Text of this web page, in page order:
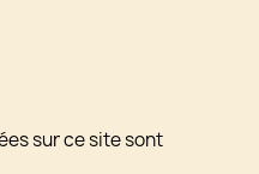
sur ce site sont